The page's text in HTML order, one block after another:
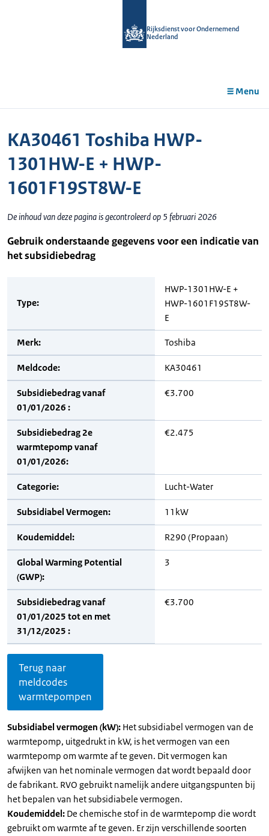
Rijksdienst voor Ondernemend
Nederland
Menu
KA30461 Toshiba HWP-
1301HW-E + HWP-
1601F19ST8W-E
De inhoud van deze pagina is gecontroleerd op 5 februari 2026
Gebruik onderstaande gegevens voor een indicatie van
het subsidiebedrag
Type:
HWP-1301HW-E +
HWP-1601F19ST8W-
E
Merk: Toshiba
Meldcode: KA30461
Subsidiebedrag vanaf
01/01/2026 :
€3.700
Subsidiebedrag 2e
warmtepomp vanaf
01/01/2026:
€2.475
Categorie: Lucht-Water
Subsidiabel Vermogen: 11kW
Koudemiddel: R290 (Propaan)
Global Warming Potential
(GWP):
3
Subsidiebedrag vanaf
01/01/2025 tot en met
31/12/2025 :
€3.700
Terug naar
meldcodes
warmtepompen
Subsidiabel vermogen (kW): Het subsidiabel vermogen van de
warmtepomp, uitgedrukt in kW, is het vermogen van een
warmtepomp om warmte af te geven. Dit vermogen kan
afwijken van het nominale vermogen dat wordt bepaald door
de fabrikant. RVO gebruikt namelijk andere uitgangspunten bij
het bepalen van het subsidiabele vermogen.
Koudemiddel: De chemische stof in de warmtepomp die wordt
gebruikt om warmte af te geven. Er zijn verschillende soorten